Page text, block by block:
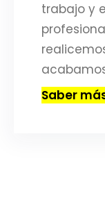
trabajo y
Saber